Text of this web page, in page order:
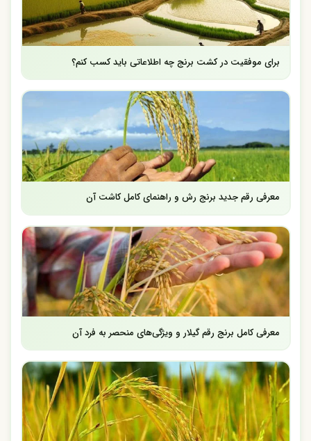
برای موفقیت در کشت برنج چه اطلاعاتی باید کسب کنم؟
معرفی رقم جدید برنج رش و راهنمای کامل کاشت آن
معرفی کامل برنج رقم گیلار و ویژگی‌های منحصر به فرد آن